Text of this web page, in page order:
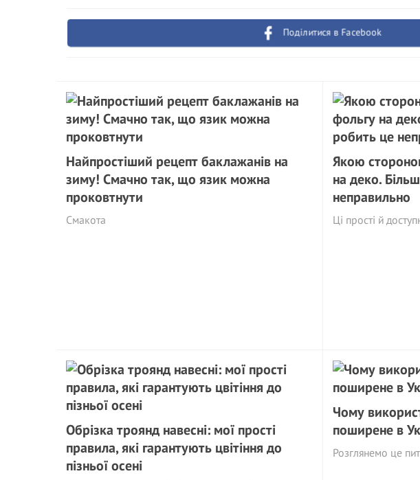
Поділитися в Facebook
Найпростіший рецепт баклажанів на
зиму! Смачно так, що язик можна
проковтнути
Смакота
Якою
на деко.
неправильно
Ці прості й
Обрізка троянд навесні: мої прості
правила, які гарантують цвітіння до
пізньої осені
Чому
поширене в
Розглянемо це